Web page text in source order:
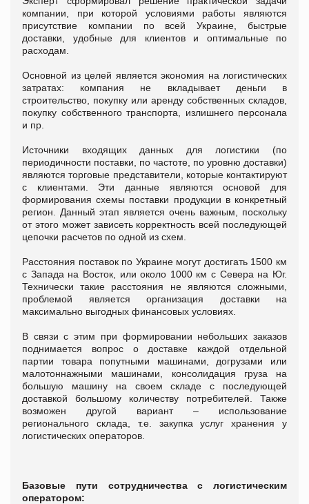
компании, при которой условиями работы являются
присутствие компании по всей Украине, быстрые
доставки, удобные для клиентов и оптимальные по
расходам.
Основной из целей является экономия на логистических
затратах: компания не вкладывает деньги в
строительство, покупку или аренду собственных складов,
покупку собственного транспорта, излишнего персонала
и пр.
Источники входящих данных для логистики (по
периодичности поставки, по частоте, по уровню доставки)
являются торговые представители, которые контактируют
с клиентами. Эти данные являются основой для
формирования схемы поставки продукции в конкретный
регион. Данный этап является очень важным, поскольку
от этого может зависеть корректность всей последующей
цепочки расчетов по одной из схем.
Расстояния поставок по Украине могут достигать 1500 км
с Запада на Восток, или около 1000 км с Севера на Юг.
Технически такие расстояния не являются сложными,
проблемой является организация доставки на
максимально выгодных финансовых условиях.
В связи с этим при формировании небольших заказов
поднимается вопрос о доставке каждой отдельной
партии товара попутными машинами, догрузами или
малотоннажными машинами, консолидация груза на
большую машину на своем складе с последующей
доставкой большому количеству потребителей. Также
возможен другой вариант – использование
регионального склада, т.е. закупка услуг хранения у
логистических операторов.
Базовые пути сотрудничества с логистическим
оператором: